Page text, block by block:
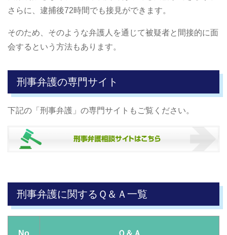
さらに、逮捕後72時間でも接見ができます。
そのため、そのような弁護人を通じて被疑者と間接的に面
会するという方法もあります。
刑事弁護の専門サイト
下記の「刑事弁護」の専門サイトもご覧ください。
刑事弁護に関するＱ＆Ａ一覧